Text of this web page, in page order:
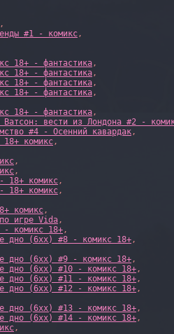
,
#1 - комикс,
18+ - фантастика,
18+ - фантастика,
18+ - фантастика,
18+ - фантастика,
18+ - фантастика,
Ватсон: вести из Лондона #2 -
#4 - Осенний кавардак,
комикс,
,
,
18+ комикс,
18+ комикс,
комикс,
игре Vida,
- комикс 18+,
дно (6xx) #8 - комикс 18+,
дно (6xx) #9 - комикс 18+,
дно (6xx) #10 - комикс 18+,
дно (6xx) #11 - комикс 18+,
дно (6xx) #12 - комикс 18+,
дно (6xx) #13 - комикс 18+,
дно (6xx) #14 - комикс 18+,
,